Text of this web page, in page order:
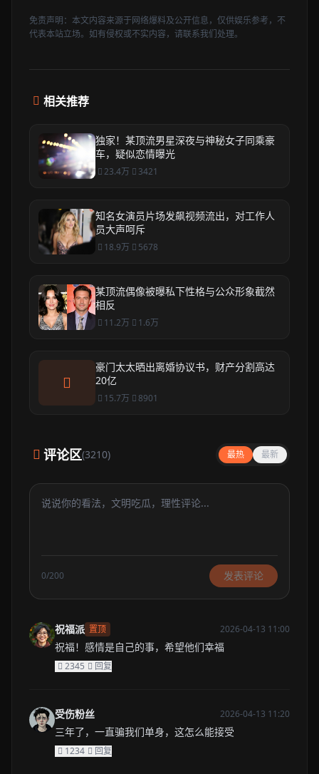
免责声明：本文内容来源于网络爆料及公开信息，仅供娱乐参考，不
代表本站立场。如有侵权或不实内容，请联系我们处理。
相关推荐
独家！某顶流男星深夜与神秘女子同乘豪
车，疑似恋情曝光
23.4万 3421
知名女演员片场发飙视频流出，对工作人
员大声呵斥
18.9万 5678
某顶流偶像被曝私下性格与公众形象截然
相反
11.2万 1.6万
豪门太太晒出离婚协议书，财产分割高达
20亿
15.7万 8901
评论区(3210) 最热 最新
0/200 发表评论
祝福派 置顶 2026-04-13 11:00
祝福！感情是自己的事，希望他们幸福
2345 回复
受伤粉丝 2026-04-13 11:20
三年了，一直骗我们单身，这怎么能接受
1234 回复